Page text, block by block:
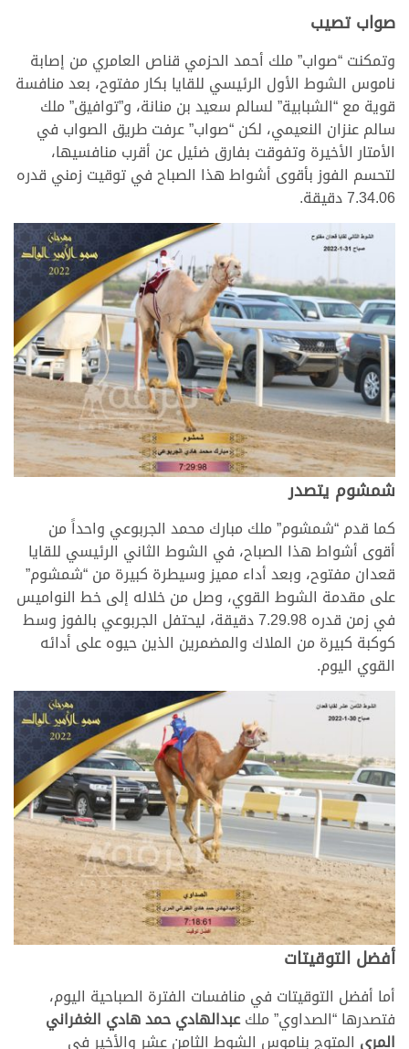
صواب تصيب
وتمكنت “صواب” ملك أحمد الحزمي قناص العامري من إصابة
ناموس الشوط الأول الرئيسي للقايا بكار مفتوح، بعد منافسة
قوية مع “الشبابية” لسالم سعيد بن منانة، و”توافيق” ملك
سالم عنزان النعيمي، لكن “صواب” عرفت طريق الصواب في
الأمتار الأخيرة وتفوقت بفارق ضئيل عن أقرب منافسيها،
لتحسم الفوز بأقوى أشواط هذا الصباح في توقيت زمني قدره
7.34.06 دقيقة.
شمشوم يتصدر
كما قدم “شمشوم” ملك مبارك محمد الجربوعي واحداً من
أقوى أشواط هذا الصباح، في الشوط الثاني الرئيسي للقايا
قعدان مفتوح، وبعد أداء مميز وسيطرة كبيرة من “شمشوم”
على مقدمة الشوط القوي، وصل من خلاله إلى خط النواميس
في زمن قدره 7.29.98 دقيقة، ليحتفل الجربوعي بالفوز وسط
كوكبة كبيرة من الملاك والمضمرين الذين حيوه على أدائه
القوي اليوم.
أفضل التوقيتات
أما أفضل التوقيتات في منافسات الفترة الصباحية اليوم،
فتصدرها “الصداوي” ملكعبدالهادي حمد هادي الغفراني
المري المتوج بناموس الشوط الثامن عشر والأخير في